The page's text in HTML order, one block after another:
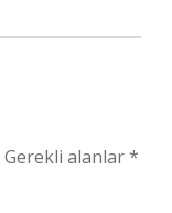
Gerekli alanlar*